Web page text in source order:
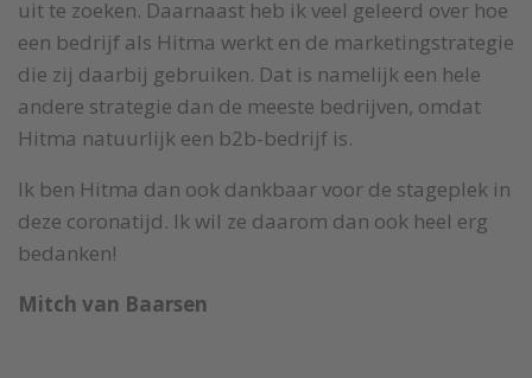
uit te zoeken. Daarnaast heb ik veel geleerd over hoe
een bedrijf als Hitma werkt en de marketingstrategie
die zij daarbij gebruiken. Dat is namelijk een hele
andere strategie dan de meeste bedrijven, omdat
Hitma natuurlijk een b2b-bedrijf is.
Ik ben Hitma dan ook dankbaar voor de stageplek in
deze coronatijd. Ik wil ze daarom dan ook heel erg
bedanken!
Mitch van Baarsen